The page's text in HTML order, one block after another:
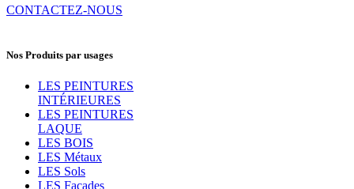
CONTACTEZ-NOUS
Nos Produits par usages
LES PEINTURES
INTÉRIEURES
LES PEINTURES
LAQUE
LES BOIS
LES Métaux
LES Sols
LES Façades